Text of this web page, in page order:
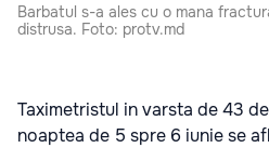
Barbatul s-a ales cu o mana
distrusa. Foto: protv.md
Taximetristul in varsta de 43
noaptea de 5 spre 6 iunie se